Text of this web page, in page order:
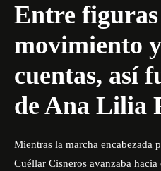
Entre
movimiento
cuentas, así
de Ana Lilia
Mientras la marcha encabezada
Cuéllar Cisneros avanzaba